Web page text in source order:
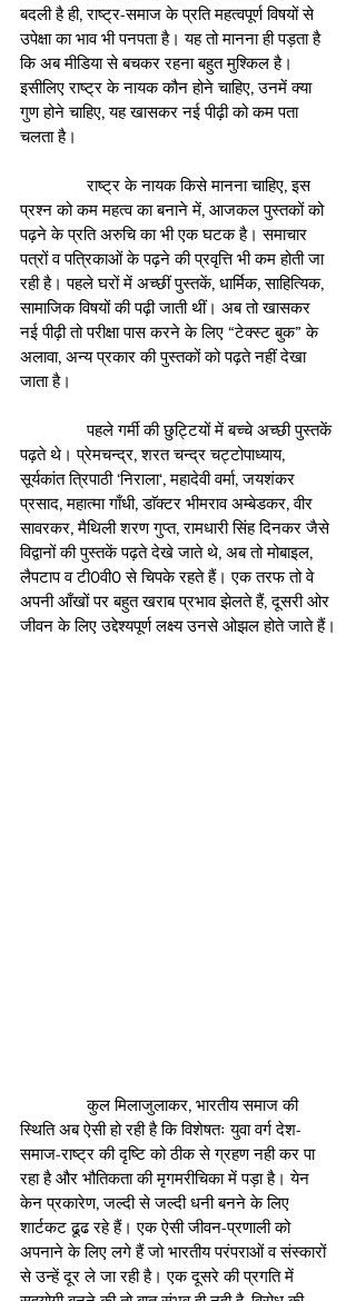
बदली है ही, राष्ट्र-समाज के प्रति महत्वपूर्ण विषयों से
उपेक्षा का भाव भी पनपता है। यह तो मानना ही पड़ता है
कि अब मीडिया से बचकर रहना बहुत मुश्किल है।
इसीलिए राष्ट्र के नायक कौन होने चाहिए, उनमें क्या
गुण होने चाहिए, यह खासकर नई पीढ़ी को कम पता
चलता है।
               राष्ट्र के नायक किसे मानना चाहिए, इस
प्रश्न को कम महत्व का बनाने में, आजकल पुस्तकों को
पढ़ने के प्रति अरुचि का भी एक घटक है। समाचार
पत्रों व पत्रिकाओं के पढ़ने की प्रवृत्ति भी कम होती जा
रही है। पहले घरों में अच्छीं पुस्तकें, धार्मिक, साहित्यिक,
सामाजिक विषयों की पढ़ी जाती थीं। अब तो खासकर
नई पीढ़ी तो परीक्षा पास करने के लिए “टेक्स्ट बुक” के
अलावा, अन्य प्रकार की पुस्तकों को पढ़ते नहीं देखा
जाता है।
               पहले गर्मी की छुट्टियों में बच्चे अच्छी पुस्तकें
पढ़ते थे। प्रेमचन्द्र, शरत चन्द्र चट्टोपाध्याय,
सूर्यकांत त्रिपाठी ‘निराला‘, महादेवी वर्मा, जयशंकर
प्रसाद, महात्मा गाँधी, डाॅक्टर भीमराव अम्बेडकर, वीर
सावरकर, मैथिली शरण गुप्त, रामधारी सिंह दिनकर जैसे
विद्वानों की पुस्तकें पढ़ते देखे जाते थे, अब तो मोबाइल,
लैपटाप व टी0वी0 से चिपके रहते हैं। एक तरफ तो वे
अपनी आँखों पर बहुत खराब प्रभाव झेलते हैं, दूसरी ओर
जीवन के लिए उद्देश्यपूर्ण लक्ष्य उनसे ओझल होते जाते हैं।
               कुल मिलाजुलाकर, भारतीय समाज की
स्थिति अब ऐसी हो रही है कि विशेषतः युवा वर्ग देश-
समाज-राष्ट्र की दृष्टि को ठीक से ग्रहण नही कर पा
रहा है और भौतिकता की मृगमरीचिका में पड़ा है। येन
केन प्रकारेण, जल्दी से जल्दी धनी बनने के लिए
शार्टकट ढूढ रहे हैं। एक ऐसी जीवन-प्रणाली को
अपनाने के लिए लगे हैं जो भारतीय परंपराओं व संस्कारों
से उन्हें दूर ले जा रही है। एक दूसरे की प्रगति में